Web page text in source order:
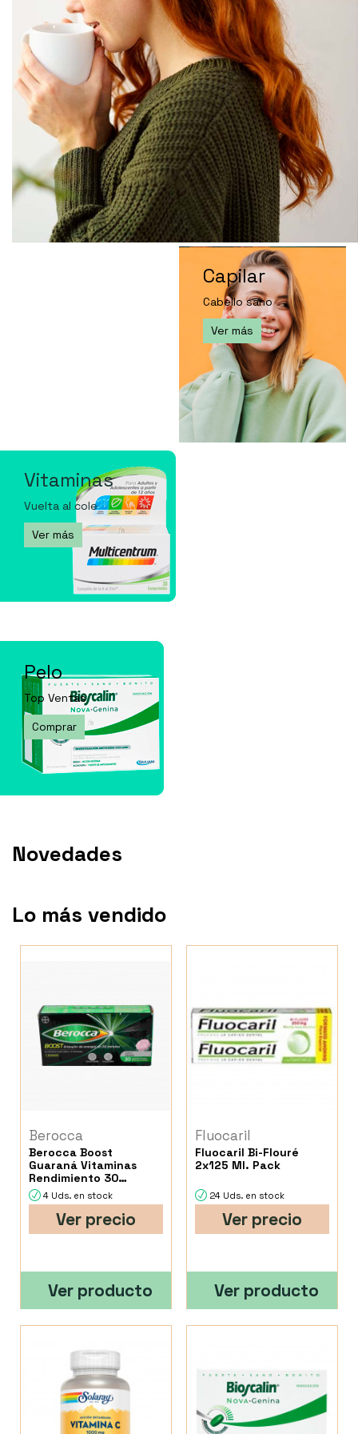
Capilar
Cabello sano
Ver más
Vitaminas
Vuelta al cole
Ver más
Pelo
Top Ventas
Comprar
Novedades
Lo más vendido
Berocca
Berocca Boost
Guaraná Vitaminas
Rendimiento 30
Comprimidos
Efervescen...
4 Uds. en stock
Ver precio
Ver producto
Fluocaril
Fluocaril Bi-Flouré
2x125 Ml. Pack
24 Uds. en stock
Ver precio
Ver producto